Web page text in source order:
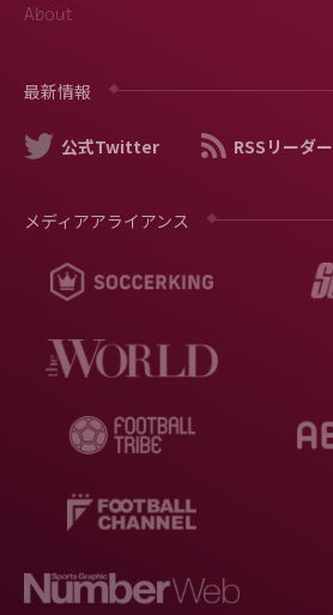
About
最新情報
公式Twitter RSSリーダー
メディアアライアンス